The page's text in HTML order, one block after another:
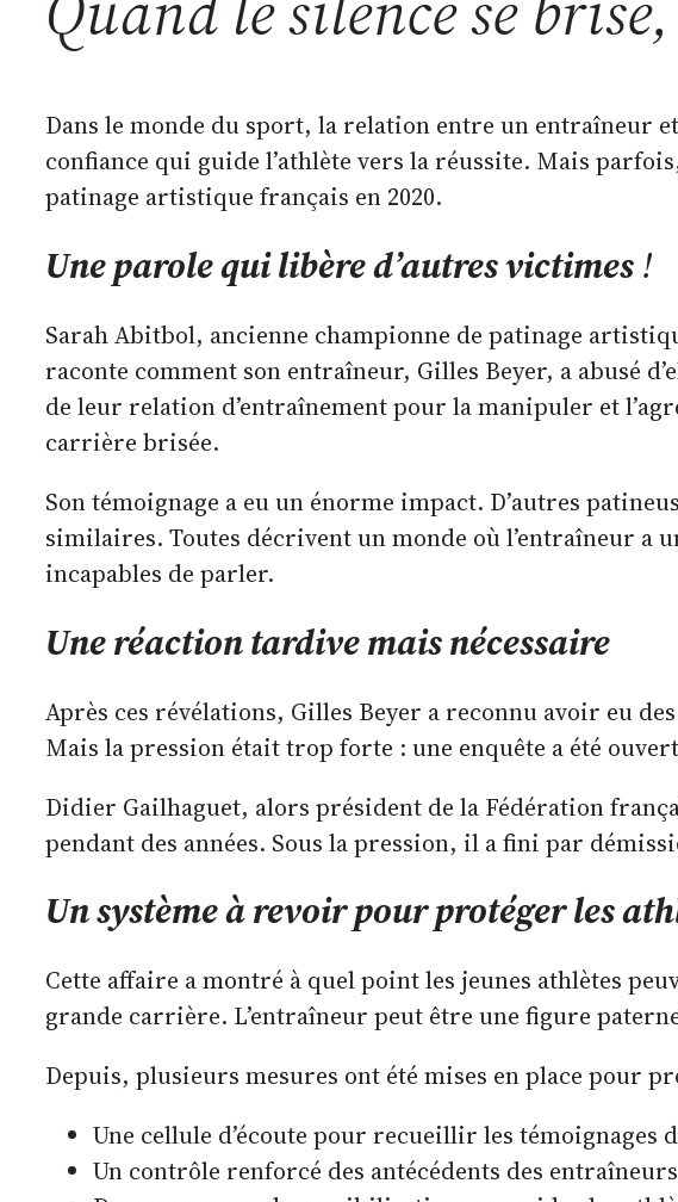
Dans le monde du sport, la relation entre un entraîneur
confiance qui guide l’athlète vers la réussite. Mais
patinage artistique français en 2020.
Une parole qui libère d’autres victimes!
Sarah Abitbol, ancienne championne de patinage
raconte comment son entraîneur, Gilles Beyer, a abusé
de leur relation d’entraînement pour la manipuler et
carrière brisée.
Son témoignage a eu un énorme impact. D’autres
similaires. Toutes décrivent un monde où l’entraîneur a
incapables de parler.
Une réaction tardive mais nécessaire
Après ces révélations, Gilles Beyer a reconnu avoir eu
Mais la pression était trop forte : une enquête a été
Didier Gailhaguet, alors président de la Fédération
pendant des années. Sous la pression, il a fini par
Un système à revoir pour protéger les
Cette affaire a montré à quel point les jeunes athlètes
grande carrière. L’entraîneur peut être une figure
Depuis, plusieurs mesures ont été mises en place pour
Une cellule d’écoute pour recueillir les témoignages
Un contrôle renforcé des antécédents des